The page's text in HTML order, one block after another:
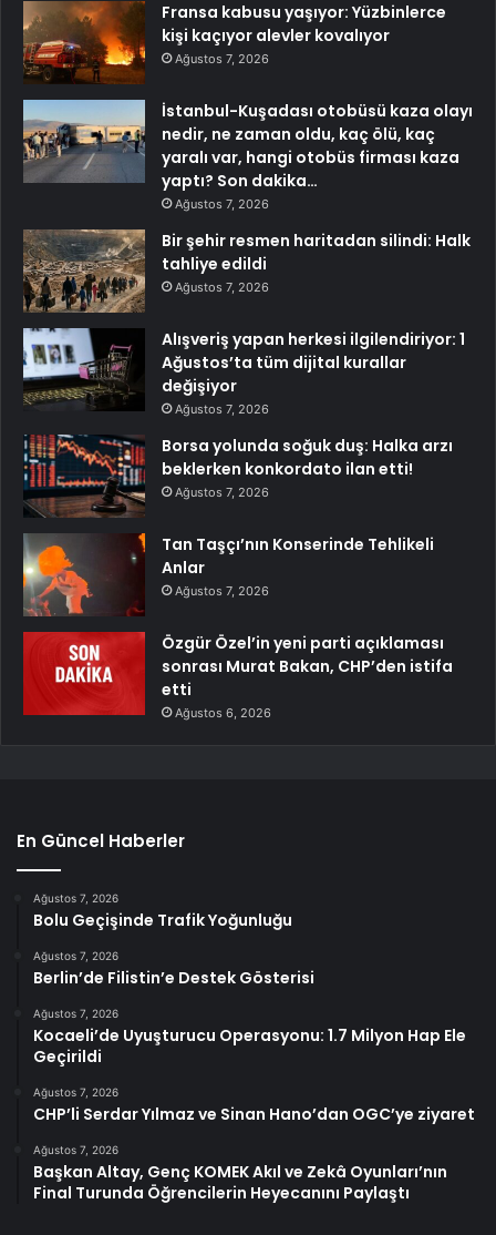
Fransa kabusu yaşıyor: Yüzbinlerce
kişi kaçıyor alevler kovalıyor
Ağustos 7, 2026
İstanbul-Kuşadası otobüsü kaza olayı
nedir, ne zaman oldu, kaç ölü, kaç
yaralı var, hangi otobüs firması kaza
yaptı? Son dakika…
Ağustos 7, 2026
Bir şehir resmen haritadan silindi: Halk
tahliye edildi
Ağustos 7, 2026
Alışveriş yapan herkesi ilgilendiriyor: 1
Ağustos’ta tüm dijital kurallar
değişiyor
Ağustos 7, 2026
Borsa yolunda soğuk duş: Halka arzı
beklerken konkordato ilan etti!
Ağustos 7, 2026
Tan Taşçı’nın Konserinde Tehlikeli
Anlar
Ağustos 7, 2026
Özgür Özel’in yeni parti açıklaması
sonrası Murat Bakan, CHP’den istifa
etti
Ağustos 6, 2026
En Güncel Haberler
Ağustos 7, 2026
Bolu Geçişinde Trafik Yoğunluğu
Ağustos 7, 2026
Berlin’de Filistin’e Destek Gösterisi
Ağustos 7, 2026
Kocaeli’de Uyuşturucu Operasyonu: 1.7 Milyon Hap Ele
Geçirildi
Ağustos 7, 2026
CHP’li Serdar Yılmaz ve Sinan Hano’dan OGC’ye ziyaret
Ağustos 7, 2026
Başkan Altay, Genç KOMEK Akıl ve Zekâ Oyunları’nın
Final Turunda Öğrencilerin Heyecanını Paylaştı